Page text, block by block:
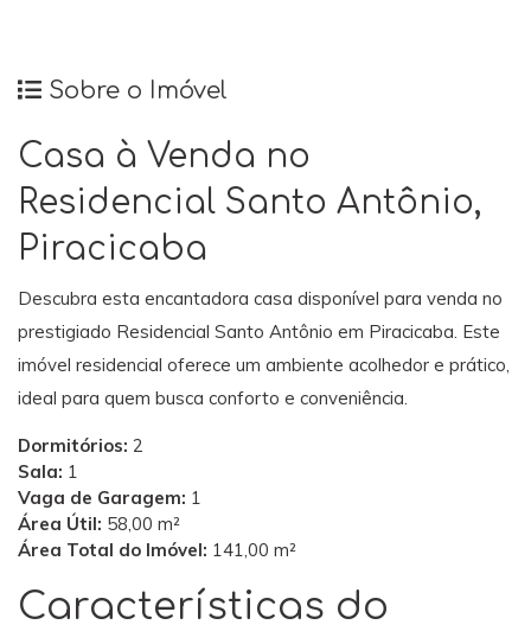
Sobre o Imóvel
Casa à Venda no
Residencial Santo Antônio,
Piracicaba
Descubra esta encantadora casa disponível para venda no
prestigiado Residencial Santo Antônio em Piracicaba. Este
imóvel residencial oferece um ambiente acolhedor e prático,
ideal para quem busca conforto e conveniência.
Dormitórios: 2
Sala: 1
Vaga de Garagem: 1
Área Útil: 58,00 m²
Área Total do Imóvel: 141,00 m²
Características do